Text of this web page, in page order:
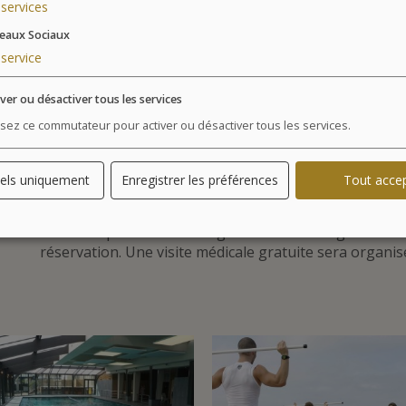
LEXIQUE DES SOINS
Points forts
Chaque soin Thalasso et Spa est ciblé
tout au long de cette période unique.
Pour les femmes enceintes, les soins sont autorisés
Thalasso peut être envisageable. Veuillez signaler
réservation. Une visite médicale gratuite sera
services
Sociaux
service
ou désactiver tous les services
ce commutateur pour activer ou désactiver tous les services.
uniquement Enregistrer les préférences Tout